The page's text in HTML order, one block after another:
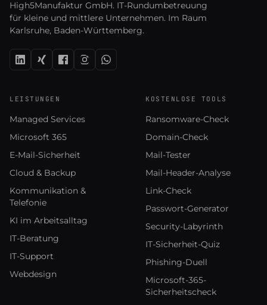
High5Manufaktur GmbH. IT-Rundumbetreuung
für kleine und mittlere Unternehmen. Im Raum
Karlsruhe, Baden-Württemberg.
LEISTUNGEN
Managed Services
Microsoft 365
E-Mail-Sicherheit
Cloud & Backup
Kommunikation &
Telefonie
KI im Arbeitsalltag
IT-Beratung
IT-Support
Webdesign
KOSTENLOSE TOOLS
Ransomware-Check
Domain-Check
Mail-Tester
Mail-Header-Analyse
Link-Check
Passwort-Generator
Security-Labyrinth
IT-Sicherheit-Quiz
Phishing-Duell
Microsoft-365-
Sicherheitscheck